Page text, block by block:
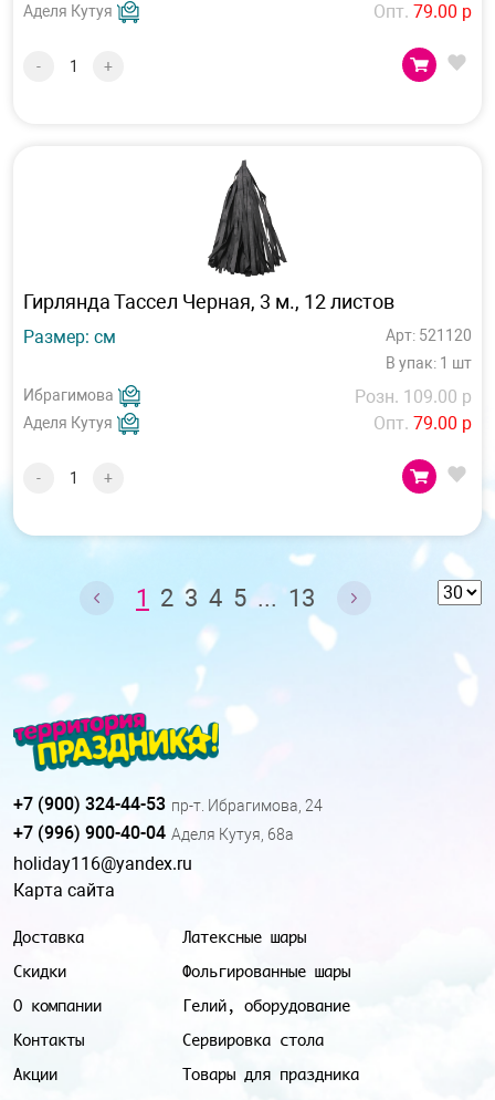
Аделя Кутуя
Опт. 79.00 р
- +
Гирлянда Тассел Черная, 3 м., 12 листов
Размер: см
Арт: 521120
В упак: 1 шт
Ибрагимова
Аделя Кутуя
Розн. 109.00 р
Опт. 79.00 р
- +
1 2 3 4 5 ... 13
Доставка
Скидки
О компании
Контакты
Акции
Латексные шары
Фольгированные шары
Гелий, оборудование
Сервировка стола
Товары для праздника
+7 (900) 324-44-53 пр-т. Ибрагимова, 24
+7 (996) 900-40-04 Аделя Кутуя, 68а
holiday116@yandex.ru
Карта сайта